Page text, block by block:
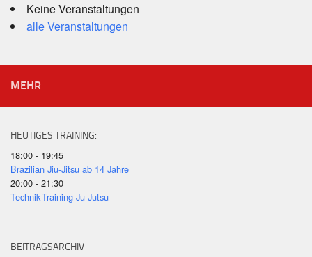
Keine Veranstaltungen
alle Veranstaltungen
MEHR
HEUTIGES TRAINING:
18:00 - 19:45
Brazilian Jiu-Jitsu ab 14 Jahre
20:00 - 21:30
Technik-Training Ju-Jutsu
BEITRAGSARCHIV